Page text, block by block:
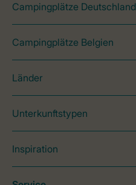
Campingplätze Deutschland
Campingplätze Belgien
Länder
Unterkunftstypen
Inspiration